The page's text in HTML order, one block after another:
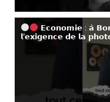
𝗘𝗰𝗼𝗻𝗼𝗺𝗶𝗲 : 𝗮̀
𝗹’𝗲𝘅𝗶𝗴𝗲𝗻𝗰𝗲 𝗱𝗲 𝗹𝗮